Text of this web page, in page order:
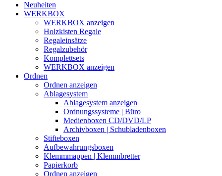
Neuheiten
WERKBOX
WERKBOX anzeigen
Holzkisten Regale
Regaleinsätze
Regalzubehör
Komplettsets
WERKBOX anzeigen
Ordnen
Ordnen anzeigen
Ablagesystem
Ablagesystem anzeigen
Ordnungssysteme | Büro
Medienboxen CD/DVD/LP
Archivboxen | Schubladenboxen
Stifteboxen
Aufbewahrungsboxen
Klemmmappen | Klemmbretter
Papierkorb
Ordnen anzeigen